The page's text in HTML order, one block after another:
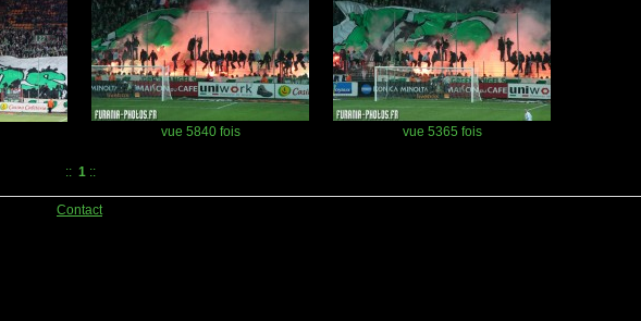
vue 5840 fois vue 5365 fois
:: 1::
Contact